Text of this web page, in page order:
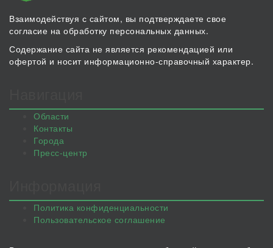
Взаимодействуя с сайтом, вы подтверждаете свое
согласие на обработку персональных данных.
Содержание сайта не является рекомендацией или
офертой и носит информационно-справочный характер.
Области
Контакты
Города
Пресс-центр
Политика конфиденциальности
Пользовательское соглашение